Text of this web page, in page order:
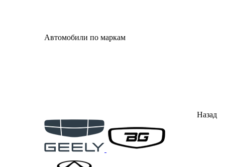
Автомобили по маркам
Назад